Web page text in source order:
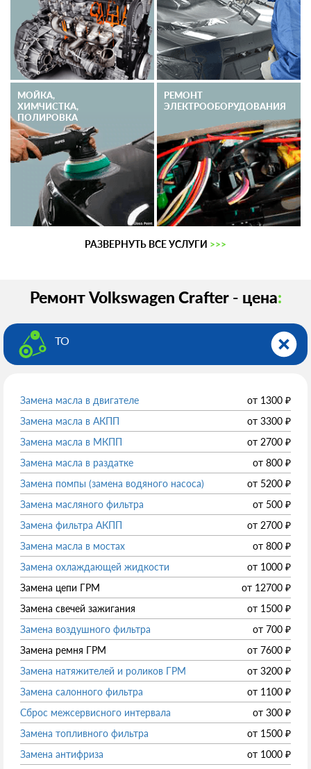
МОЙКА,
ХИМЧИСТКА,
ПОЛИРОВКА
РЕМОНТ
ЭЛЕКТРО­ОБОРУДОВАНИЯ
РАЗВЕРНУТЬ ВСЕ УСЛУГИ >>>
Ремонт Volkswagen Crafter - цена:
ТО
Замена масла в двигателе от 1300 ₽
Замена масла в АКПП
от 3300 ₽
Замена масла в МКПП
от 2700 ₽
Замена масла в раздатке
от 800 ₽
Замена помпы (замена водяного насоса)
от 5200 ₽
Замена масляного фильтра
от 500 ₽
Замена фильтра АКПП
от 2700 ₽
Замена масла в мостах
от 800 ₽
Замена охлаждающей жидкости
от 1000 ₽
Замена цепи ГРМ
от 12700 ₽
Замена свечей зажигания
от 1500 ₽
Замена воздушного фильтра
от 700 ₽
Замена ремня ГРМ
от 7600 ₽
Замена натяжителей и роликов ГРМ
от 3200 ₽
Замена салонного фильтра
от 1100 ₽
Сброс межсервисного интервала
от 300 ₽
Замена топливного фильтра
от 1500 ₽
Замена антифриза
от 1000 ₽